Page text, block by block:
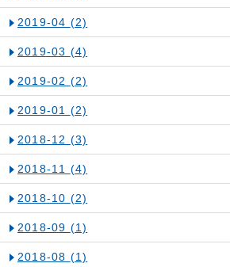
2019-04 (2)
2019-03 (4)
2019-02 (2)
2019-01 (2)
2018-12 (3)
2018-11 (4)
2018-10 (2)
2018-09 (1)
2018-08 (1)